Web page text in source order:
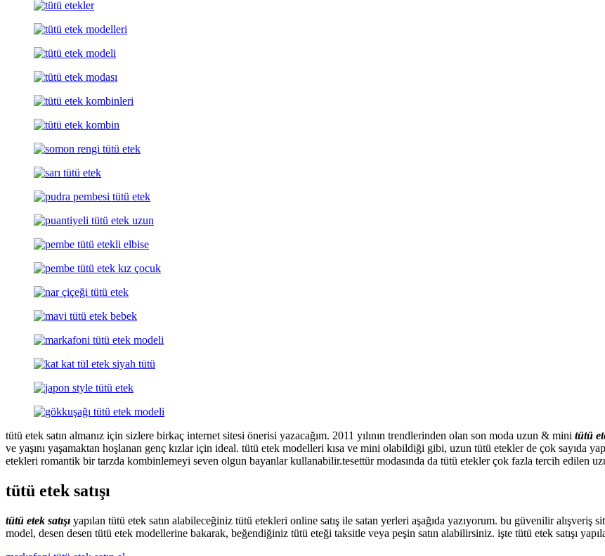
tütü etek satın almanız için sizlere birkaç internet sitesi önerisi yazacağım. 2011 yılının trendlerinden olan son moda uzun & mini tütü
ve yaşını yaşamaktan hoşlanan genç kızlar için ideal. tütü etek modelleri kısa ve mini olabildiği gibi, uzun tütü etekler de çok sayıda
etekleri romantik bir tarzda kombinlemeyi seven olgun bayanlar kullanabilir.tesettür modasında da tütü etekler çok fazla tercih edilen
tütü etek satışı
tütü etek satışı yapılan tütü etek satın alabileceğiniz tütü etekleri online satış ile satan yerleri aşağıda yazıyorum. bu güvenilir alışveriş
model, desen desen tütü etek modellerine bakarak, beğendiğiniz tütü eteği taksitle veya peşin satın alabilirsiniz. işte tütü etek satışı